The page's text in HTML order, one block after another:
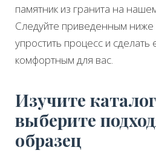
памятник из гранита на
Следуйте приведенным
упростить процесс и сделать
комфортным для вас.
Изучите
выберите
образец